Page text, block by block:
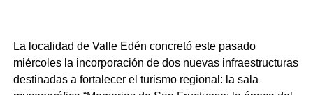
La Tribu y La Marchanta se coronan en un cierre
de Carnaval inolvidable
NO SE PIERDA
La localidad de Valle Edén concretó este pasado
miércoles la incorporación de dos nuevas infraestructuras
destinadas a fortalecer el turismo regional: la sala